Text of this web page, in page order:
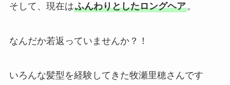
そして、現在はふんわりとしたロングヘア。
なんだか若返っていませんか？！
いろんな髪型を経験してきた牧瀬里穂さんです